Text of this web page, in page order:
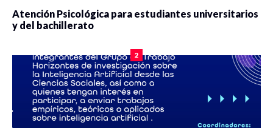
Atención Psicológica para estudiantes universitarios
y del bachillerato
2